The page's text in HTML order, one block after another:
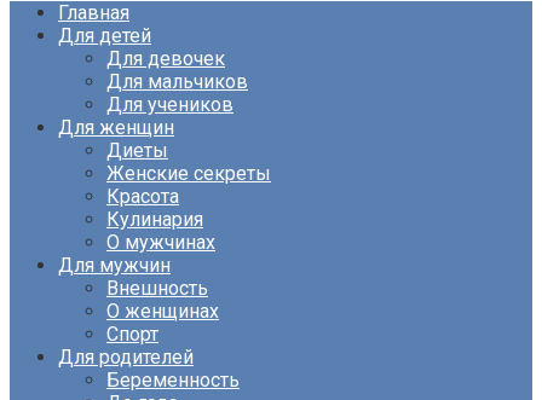
Главная
Для детей
Для девочек
Для мальчиков
Для учеников
Для женщин
Диеты
Женские секреты
Красота
Кулинария
О мужчинах
Для мужчин
Внешность
О женщинах
Спорт
Для родителей
Беременность